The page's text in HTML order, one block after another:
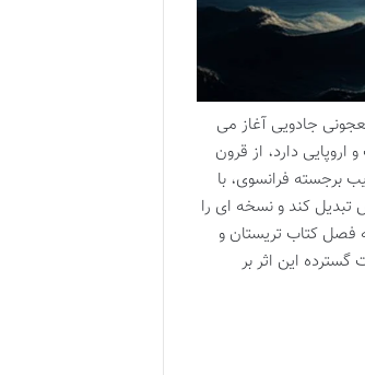
جادویی آغاز می
دارد، از قرون
برجسته فرانسوی، با
کند و نسخه ای را
فصل کتاب تریستان و
این اثر بر